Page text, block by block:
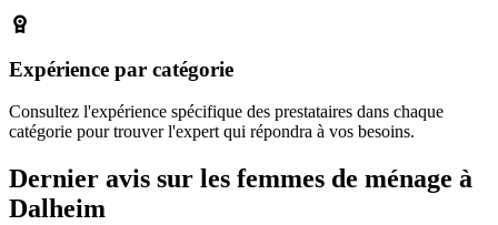
Expérience par catégorie
Consultez l'expérience spécifique des prestataires dans chaque
catégorie pour trouver l'expert qui répondra à vos besoins.
Dernier avis sur les femmes de ménage à
Dalheim